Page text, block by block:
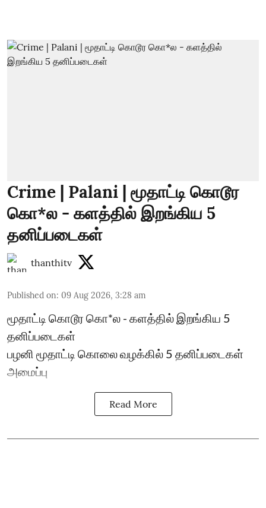
Crime | Palani | மூதாட்டி கொடூர
கொ*ல - களத்தில் இறங்கிய 5
தனிப்படைகள்
thanthitv
Published on: 09 Aug 2026, 3:28 am
மூதாட்டி கொடூர கொ*ல - களத்தில் இறங்கிய 5
தனிப்படைகள்
பழனி மூதாட்டி கொலை வழக்கில் 5 தனிப்படைகள்
அமைப்பு
Read More